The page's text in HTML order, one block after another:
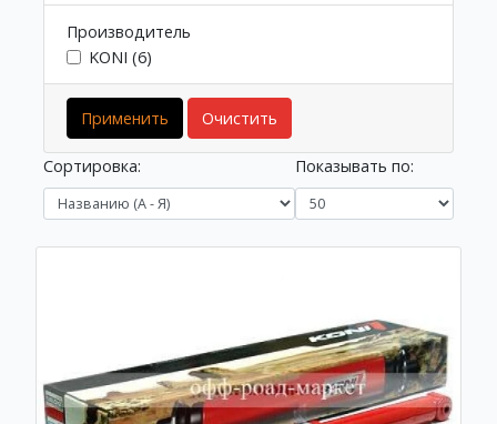
Производитель
KONI (6)
Применить Очистить
Сортировка: Показывать по: